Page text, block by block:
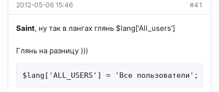
2012-05-06 15:46 #41
Saint, ну так в лангах глянь $lang['All_users']
Глянь на разницу )))
$lang['ALL_USERS'] = 'Все пользователи';